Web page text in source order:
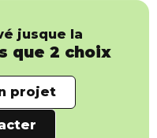
jusque la
que 2 choix
projet